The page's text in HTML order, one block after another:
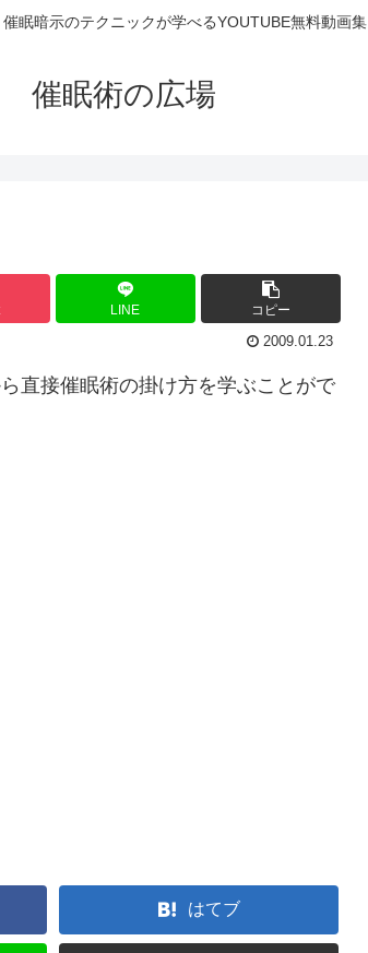
眠暗示のテクニックが学べるYOUTUBE無料動画集
催眠術の広場
LINE コピー
2009.01.23
直接催眠術の掛け方を学ぶことがで
はてブ